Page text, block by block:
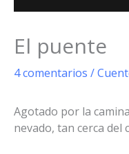
El puente
4 comentarios /
Agotado por la
nevado, tan cerca del